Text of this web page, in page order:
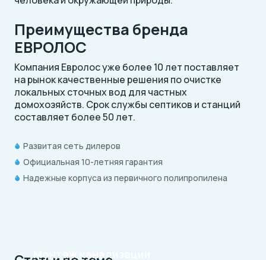
Преимущества бренда
ЕВРОЛОС
Компания Евролос уже более 10 лет поставляет
на рынок качественные решения по очистке
локальных сточных вод для частных
домохозяйств. Срок службы септиков и станций
составляет более 50 лет.
Развитая сеть дилеров
Официальная 10-летняя гарантия
Надежные корпуса из первичного полипропилена
Монтаж канализации